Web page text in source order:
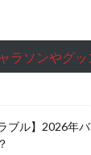
ラソンやグ
ラブル】2026年